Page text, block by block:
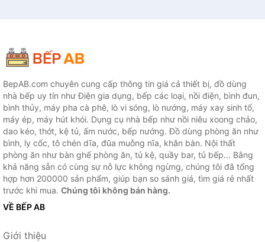
BepAB.com chuyên cung cấp thông tin giá cả thiết bị, đồ dùng
nhà bếp uy tín như Điện gia dụng, bếp các loại, nồi điện, bình đun,
bình thủy, máy pha cà phê, lò vi sóng, lò nướng, máy xay sinh tố,
máy ép, máy hút khói. Dụng cụ nhà bếp như nồi niêu xoong chảo,
dao kéo, thớt, kệ tủ, ấm nước, bếp nướng. Đồ dùng phòng ăn như
bình, ly cốc, tô chén dĩa, đũa muỗng nĩa, khăn bàn. Nội thất
phòng ăn như bàn ghế phòng ăn, tủ kệ, quầy bar, tủ bếp... Bằng
khả năng sẵn có cùng sự nỗ lực không ngừng, chúng tôi đã tổng
hợp hơn 200000 sản phẩm, giúp bạn so sánh giá, tìm giá rẻ nhất
trước khi mua. Chúng tôi không bán hàng.
VỀ BẾP AB
Giới thiệu